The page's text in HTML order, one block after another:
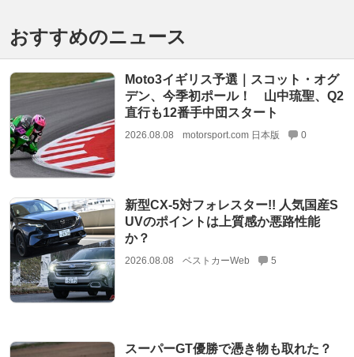
おすすめのニュース
Moto3イギリス予選｜スコット・オグ
デン、今季初ポール！ 山中琉聖、Q2
直行も12番手中団スタート
2026.08.08 motorsport.com 日本版 0
新型CX-5対フォレスター!! 人気国産S
UVのポイントは上質感か悪路性能
か？
2026.08.08 ベストカーWeb 5
スーパーGT優勝で憑き物も取れた？